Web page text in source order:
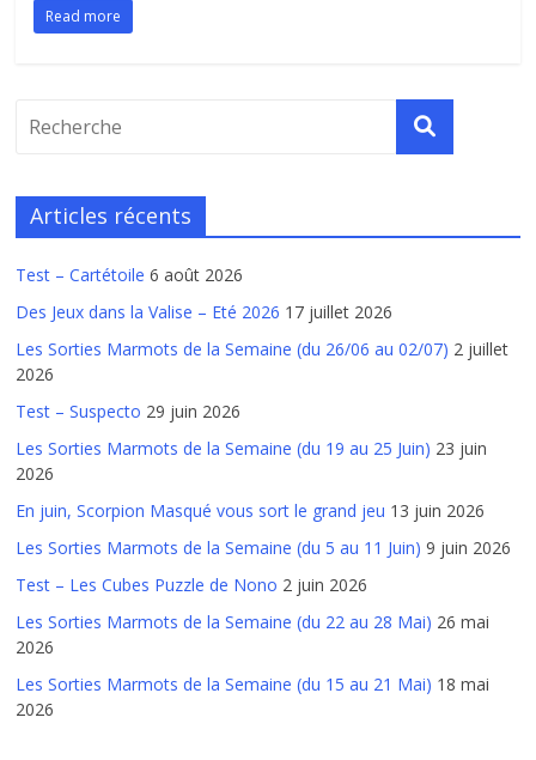
Read more
Articles récents
Test – Cartétoile 6 août 2026
Des Jeux dans la Valise – Eté 2026 17 juillet 2026
Les Sorties Marmots de la Semaine (du 26/06 au 02/07) 2 juillet
2026
Test – Suspecto 29 juin 2026
Les Sorties Marmots de la Semaine (du 19 au 25 Juin) 23 juin
2026
En juin, Scorpion Masqué vous sort le grand jeu 13 juin 2026
Les Sorties Marmots de la Semaine (du 5 au 11 Juin) 9 juin 2026
Test – Les Cubes Puzzle de Nono 2 juin 2026
Les Sorties Marmots de la Semaine (du 22 au 28 Mai) 26 mai
2026
Les Sorties Marmots de la Semaine (du 15 au 21 Mai) 18 mai
2026